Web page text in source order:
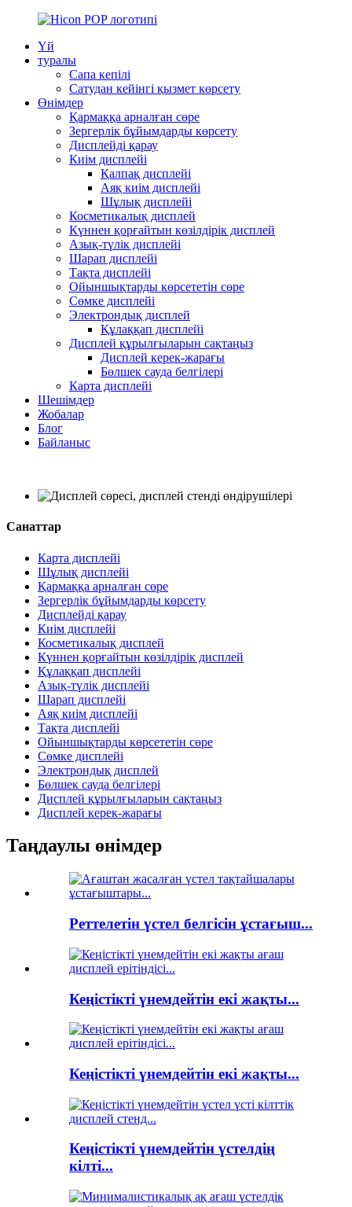
Үй
туралы
Сапа кепілі
Сатудан кейінгі қызмет көрсету
Өнімдер
Қармаққа арналған сөре
Зергерлік бұйымдарды көрсету
Дисплейді қарау
Киім дисплейі
Қалпақ дисплейі
Аяқ киім дисплейі
Шұлық дисплейі
Косметикалық дисплей
Күннен қорғайтын көзілдірік дисплей
Азық-түлік дисплейі
Шарап дисплейі
Тақта дисплейі
Ойыншықтарды көрсететін сөре
Сөмке дисплейі
Электрондық дисплей
Құлаққап дисплейі
Дисплей құрылғыларын сақтаңыз
Дисплей керек-жарағы
Бөлшек сауда белгілері
Карта дисплейі
Шешімдер
Жобалар
Блог
Байланыс
Санаттар
Карта дисплейі
Шұлық дисплейі
Қармаққа арналған сөре
Зергерлік бұйымдарды көрсету
Дисплейді қарау
Киім дисплейі
Косметикалық дисплей
Күннен қорғайтын көзілдірік дисплей
Құлаққап дисплейі
Азық-түлік дисплейі
Шарап дисплейі
Аяқ киім дисплейі
Тақта дисплейі
Ойыншықтарды көрсететін сөре
Сөмке дисплейі
Электрондық дисплей
Бөлшек сауда белгілері
Дисплей құрылғыларын сақтаңыз
Дисплей керек-жарағы
Таңдаулы өнімдер
Реттелетін үстел белгісін ұстағыш...
Кеңістікті үнемдейтін екі жақты...
Кеңістікті үнемдейтін екі жақты...
Кеңістікті үнемдейтін үстелдің
кілті...